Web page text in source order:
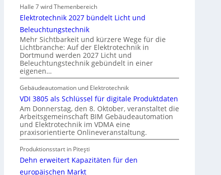
n
d
e
r
m
m
o
b
i
l
i
e
n
C
i
p
f
ü
r
a
l
l
e
U
n
t
e
r
Halle 7 wird Themenbereich
Elektrotechnik 2027 bündelt Licht und
Beleuchtungstechnik
Mehr Sichtbarkeit und kürzere Wege für die
Lichtbranche: Auf der Elektrotechnik in
Dortmund werden 2027 Licht und
Beleuchtungstechnik gebündelt in einer
eigenen…
Gebäudeautomation und Elektrotechnik
VDI 3805 als Schlüssel für digitale Produktdaten
Am Donnerstag, den 8. Oktober, veranstaltet die
Arbeitsgemeinschaft BIM Gebäudeautomation
und Elektrotechnik im VDMA eine
praxisorientierte Onlineveranstaltung.
Produktionsstart in Piteşti
Dehn erweitert Kapazitäten für den
europäischen Markt